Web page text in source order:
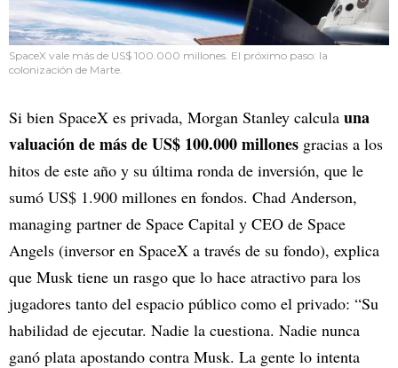
SpaceX vale más de US$ 100.000 millones. El próximo paso: la
colonización de Marte.
Si bien SpaceX es privada, Morgan Stanley calcula una
valuación de más de US$ 100.000 millones gracias a los
hitos de este año y su última ronda de inversión, que le
sumó US$ 1.900 millones en fondos. Chad Anderson,
managing partner de Space Capital y CEO de Space
Angels (inversor en SpaceX a través de su fondo), explica
que Musk tiene un rasgo que lo hace atractivo para los
jugadores tanto del espacio público como el privado: “Su
habilidad de ejecutar. Nadie la cuestiona. Nadie nunca
ganó plata apostando contra Musk. La gente lo intenta